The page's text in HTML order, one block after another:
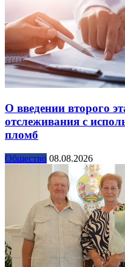
О введении второго
отслеживания с
пломб
Общество 08.08.2026